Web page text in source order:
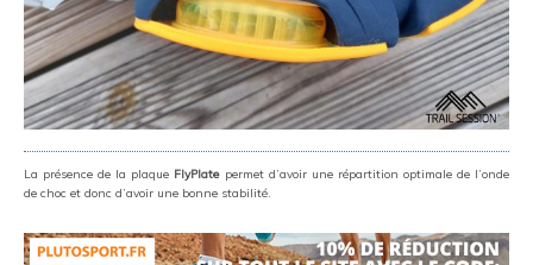
La présence de la plaque FlyPlatepermet d’avoir une répartition optimale de l’onde
de choc et donc d’avoir une bonne stabilité.